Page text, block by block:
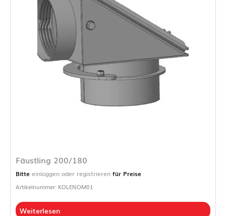
Fäustling 200/180
Bitte einloggen oder registrieren für Preise
Artikelnummer: KOLENOM01
Weiterlesen